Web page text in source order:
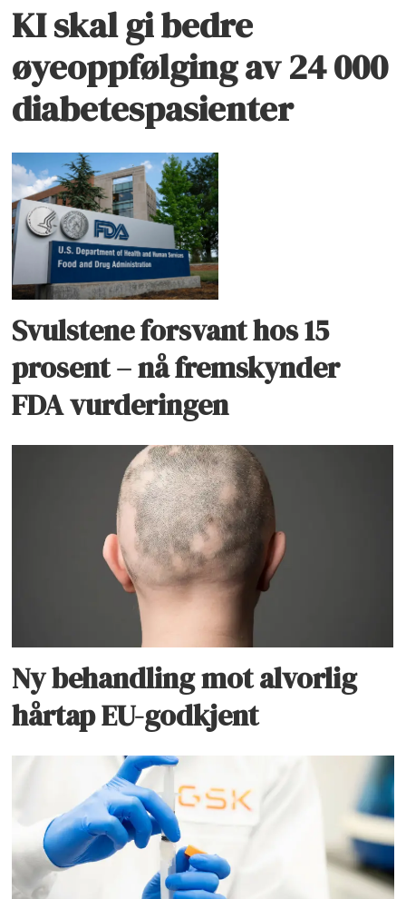
KI skal gi bedre
øyeoppfølging av 24 000
diabetespasienter
Svulstene forsvant hos 15
prosent – nå fremskynder
FDA vurderingen
Ny behandling mot alvorlig
hårtap EU-godkjent